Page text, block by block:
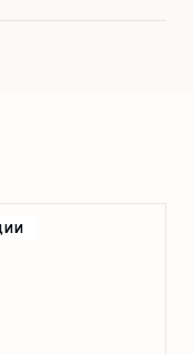
с любыми